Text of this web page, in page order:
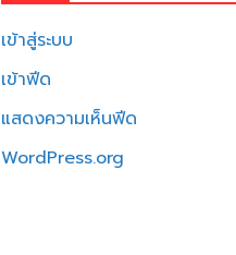
เข้าสู่ระบบ
เข้าฟีด
แสดงความเห็นฟีด
WordPress.org